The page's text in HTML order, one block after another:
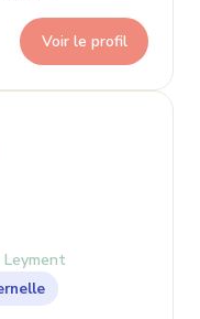
Voir le profil
Leyment